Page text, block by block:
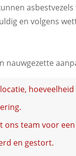
en volgens
nauwgezette
team voor
en gestort.